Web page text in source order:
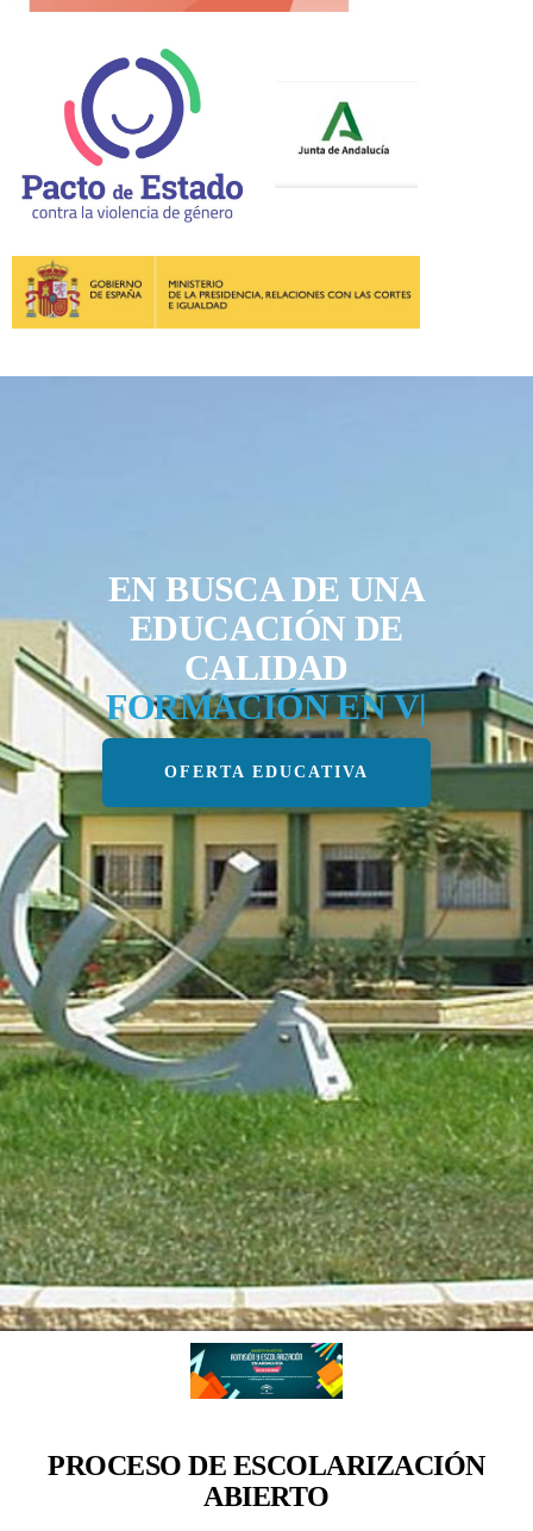
EN BUSCA DE UNA
EDUCACIÓN DE
CALIDAD
FORMACIÓN EN
VALORE|
PROCESO DE ESCOLARIZACIÓN
ABIERTO